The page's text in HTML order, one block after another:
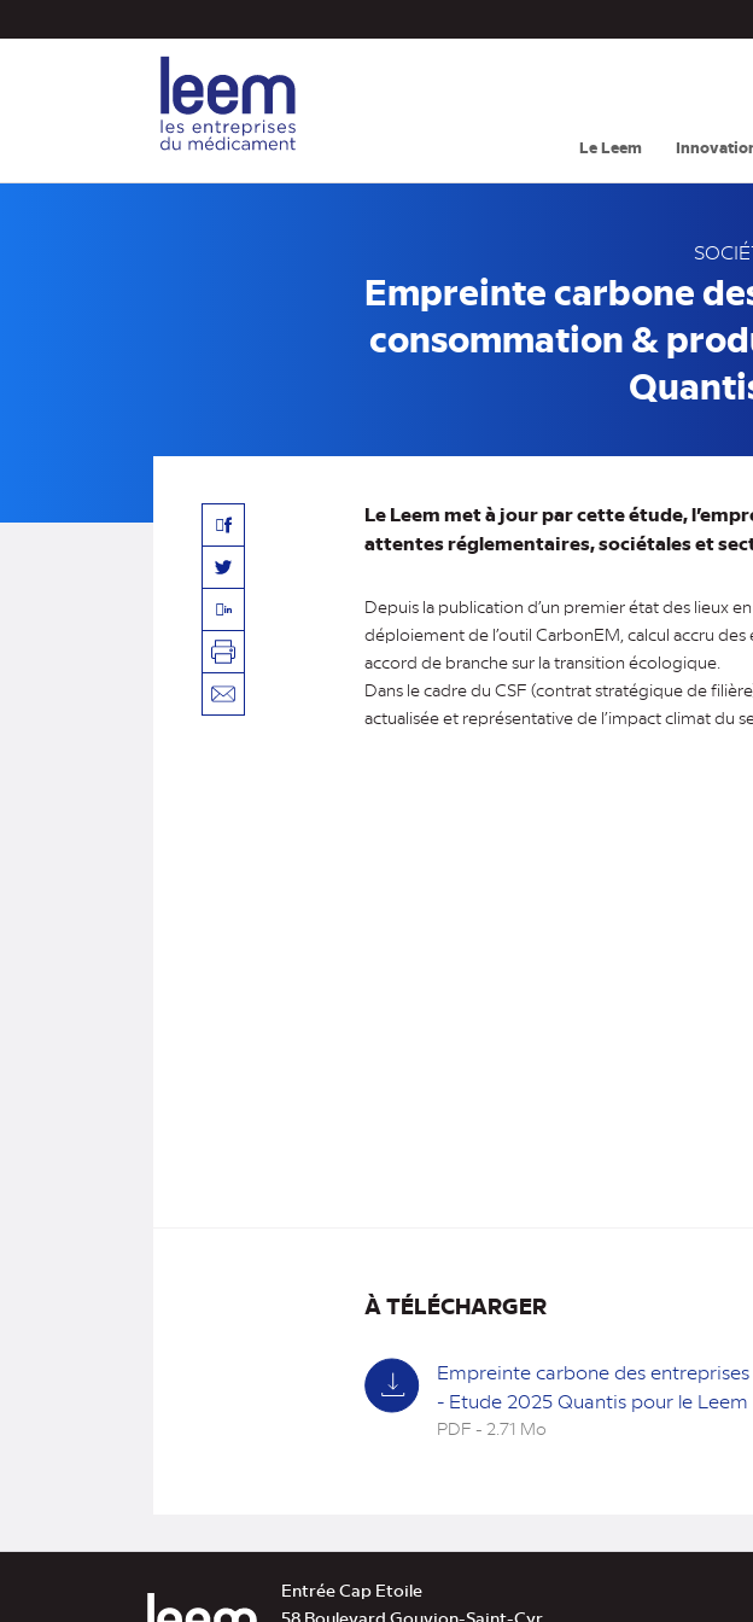
au
Le Leem
Empreinte carbone
consommation &
Facebook
Twitter
Linkedin
Imprimer
Envoyer
Le Leem met à jour par cette étude,
attentes réglementaires, sociétales et
Depuis la publication d’un premier état des lieux
déploiement de l’outil CarbonEM, calcul accru
accord de branche sur la transition écologique.
Dans le cadre du CSF (contrat stratégique de
actualisée et représentative de l’impact climat du
À TÉLÉCHARGER
Empreinte carbone des
- Etude 2025 Quantis pour le Leem
PDF - 2.71 Mo
Entrée Cap Etoile
58 Boulevard Gouvion-Saint-Cyr